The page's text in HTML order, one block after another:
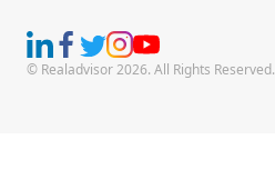
© Realadvisor 2026. All Rights Reserved.